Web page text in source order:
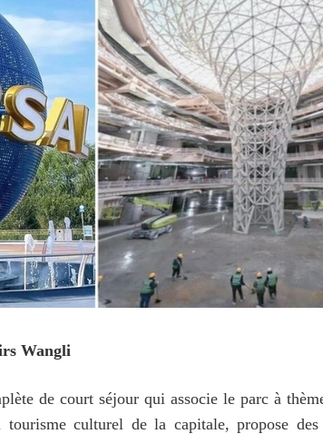
Wangli
de court séjour qui associe le parc à
culturel de la capitale, propose des